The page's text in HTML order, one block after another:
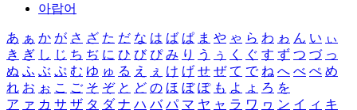
아랍어
あ ぁ か が さ ざ た だ な は ば ぱ ま や ゃ ら わ ゎ ん い ぃ
き ぎ し じ ち ぢ に ひ び ぴ み り う ぅ く ぐ す ず つ づ っ
ぬ ふ ぶ ぷ む ゆ ゅ る え ぇ け げ せ ぜ て で ね へ べ ぺ め
れ お ぉ こ ご そ ぞ と ど の ほ ぼ ぽ も よ ょ ろ を
ア ァ カ サ ザ タ ダ ナ ハ バ パ マ ヤ ャ ラ ワ ヮ ン イ ィ キ